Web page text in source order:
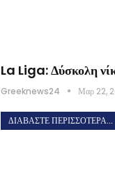
La Liga: Δύσκολη
Greeknews24 Μαρ 22,
ΔΙΑΒΆΣΤΕ ΠΕΡΙΣΣΌΤΕΡΑ...